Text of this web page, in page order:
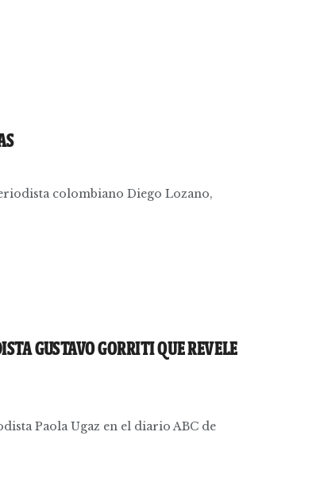
colombiano Diego Lozano,
GUSTAVO GORRITI QUE REVELE
Paola Ugaz en el diario ABC de